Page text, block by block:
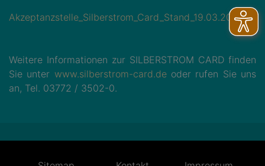
Akzeptanzstelle_Silberstrom_Card_Stand_19.03.2026.pdf
Weitere Informationen zur SILBERSTROM CARD finden
Sie unter www.silberstrom-card.deoder rufen Sie uns
an, Tel. 03772 / 3502-0.